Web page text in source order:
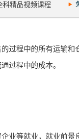
科精品视频课程
过程中的所有运输
过程中的成本。
业等就业，就业前